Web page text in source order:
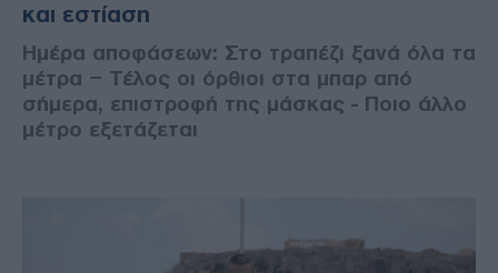
και εστίαση
Ημέρα αποφάσεων: Στο τραπέζι ξανά όλα τα
μέτρα – Τέλος οι όρθιοι στα μπαρ από
σήμερα, επιστροφή της μάσκας - Ποιο άλλο
μέτρο εξετάζεται